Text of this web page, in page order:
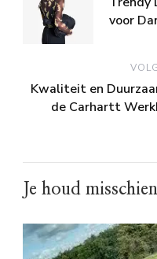
voor
Kwaliteit en
de Carhartt
Je houd